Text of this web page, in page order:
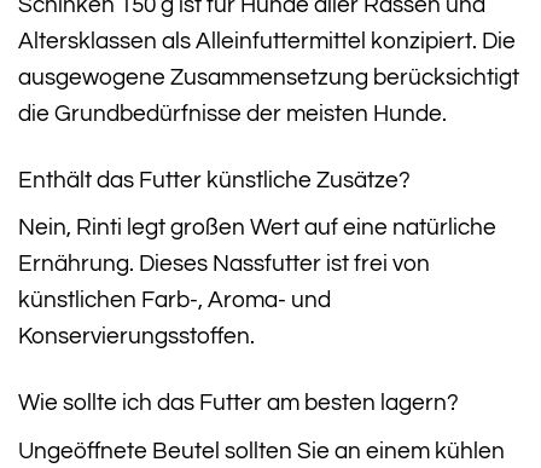
Schinken 150 g ist für Hunde aller Rassen und
Altersklassen als Alleinfuttermittel konzipiert. Die
ausgewogene Zusammensetzung berücksichtigt
die Grundbedürfnisse der meisten Hunde.
Enthält das Futter künstliche Zusätze?
Nein, Rinti legt großen Wert auf eine natürliche
Ernährung. Dieses Nassfutter ist frei von
künstlichen Farb-, Aroma- und
Konservierungsstoffen.
Wie sollte ich das Futter am besten lagern?
Ungeöffnete Beutel sollten Sie an einem kühlen